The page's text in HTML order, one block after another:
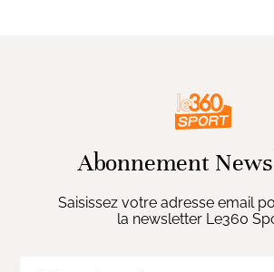
Abonnement
Saisissez votre adresse email
la newsletter Le360